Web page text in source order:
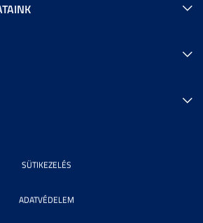
SÜTIKEZELÉS
ADATVÉDELEM